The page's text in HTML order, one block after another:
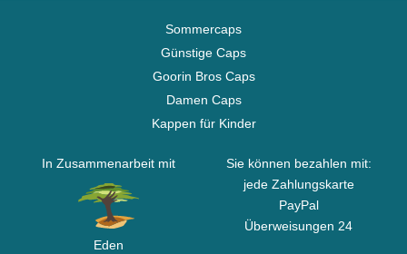
Sommercaps
Günstige Caps
Goorin Bros Caps
Damen Caps
Kappen für Kinder
In Zusammenarbeit mit
Eden
Sie können bezahlen mit:
jede Zahlungskarte
PayPal
Überweisungen 24